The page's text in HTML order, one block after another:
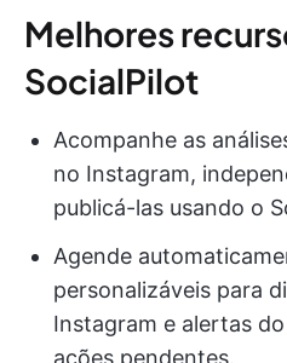
Melhores
SocialPilot
Acompanhe as
no Instagram,
publicá-las usando o
Agende
personalizáveis para
Instagram e alertas
ações pendentes.